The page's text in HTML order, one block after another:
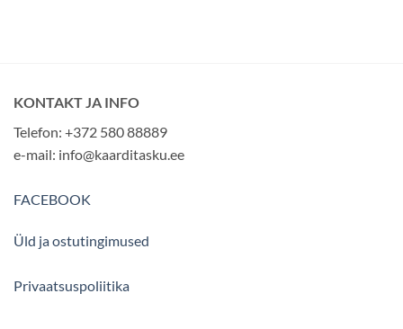
KONTAKT JA INFO
Telefon: +372 580 88889
e-mail: info@kaarditasku.ee
FACEBOOK
Üld ja ostutingimused
Privaatsuspoliitika